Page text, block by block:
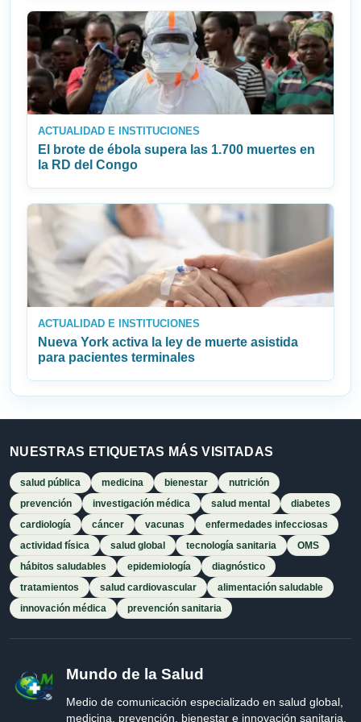
ACTUALIDAD E INSTITUCIONES
El brote de ébola supera las 1.700 muertes en
la RD del Congo
ACTUALIDAD E INSTITUCIONES
Nueva York activa la ley de muerte asistida
para pacientes terminales
NUESTRAS ETIQUETAS MÁS VISITADAS
salud pública medicina bienestar
nutrición
prevención
investigación médica salud mental
diabetes
cardiología
cáncer vacunas
enfermedades infecciosas
actividad física
salud global tecnología sanitaria
OMS
hábitos saludables
epidemiología
diagnóstico
tratamientos
salud cardiovascular
alimentación saludable
innovación médica
prevención sanitaria
Mundo de la Salud
Medio de comunicación especializado en salud global,
medicina, prevención, bienestar e innovación sanitaria.